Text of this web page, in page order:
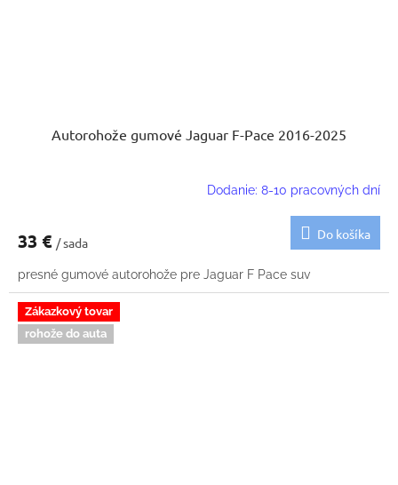
Autorohože gumové Jaguar F-Pace 2016-2025
Dodanie: 8-10 pracovných dní
33 € / sada
Do košíka
presné gumové autorohože pre Jaguar F Pace suv
Zákazkový tovar
rohože do auta